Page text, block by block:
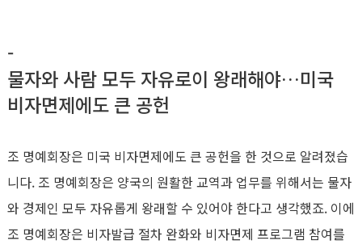
-
물자와 사람 모두 자유로이 왕래해야…미국
비자면제에도 큰 공헌
조 명예회장은 미국 비자면제에도 큰 공헌을 한 것으로 알려졌습
니다. 조 명예회장은 양국의 원활한 교역과 업무를 위해서는 물자
와 경제인 모두 자유롭게 왕래할 수 있어야 한다고 생각했죠. 이에
조 명예회장은 비자발급 절차 완화와 비자면제 프로그램 참여를